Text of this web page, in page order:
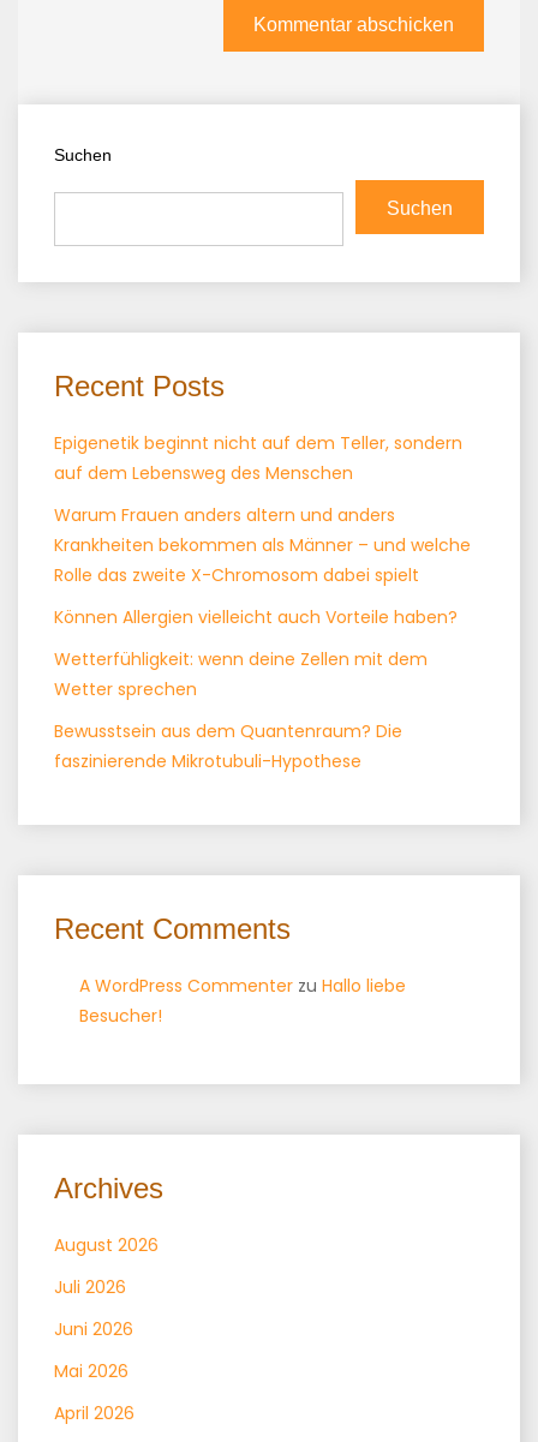
Suchen
Suchen
Recent Posts
Epigenetik beginnt nicht auf dem Teller, sondern
auf dem Lebensweg des Menschen
Warum Frauen anders altern und anders
Krankheiten bekommen als Männer – und welche
Rolle das zweite X-Chromosom dabei spielt
Können Allergien vielleicht auch Vorteile haben?
Wetterfühligkeit: wenn deine Zellen mit dem
Wetter sprechen
Bewusstsein aus dem Quantenraum? Die
faszinierende Mikrotubuli-Hypothese
Recent Comments
A WordPress Commenter zu Hallo liebe
Besucher!
Archives
August 2026
Juli 2026
Juni 2026
Mai 2026
April 2026